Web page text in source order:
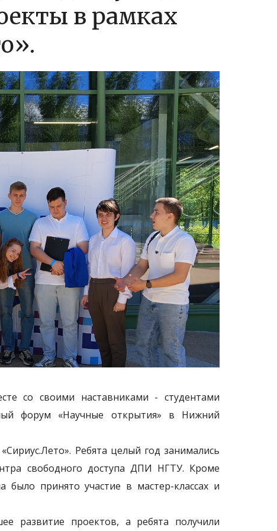
в рамках
со своими наставниками - студентами
форум «Научные открытия» в Нижний
Ребята целый год занимались
свободного доступа ДПИ НГТУ. Кроме
принято участие в мастер-классах и
развитие проектов, а ребята получили